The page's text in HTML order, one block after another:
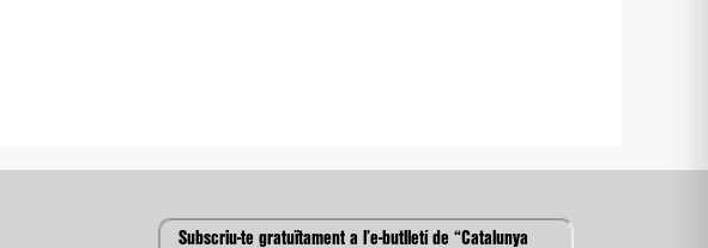
Subscriu-te gratuïtament a l’e-butlletí de “Catalunya